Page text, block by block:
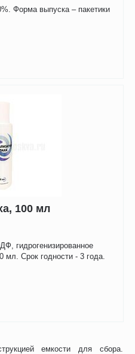
емкости для сбора.
Форма выпуска – пакетики
100 мл
гидрогенизированное
Срок годности - 3 года.